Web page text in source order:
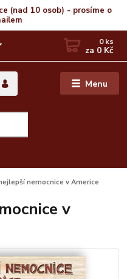
(nad 10 osob) - prosíme o
Menu
0ks
za 0 Kč
nemocnice v Americe
v